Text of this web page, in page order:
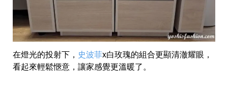
在燈光的投射下， 史波菲x白玫瑰的組合更顯清澈耀眼，
看起來輕鬆愜意，讓家感覺更溫暖了。